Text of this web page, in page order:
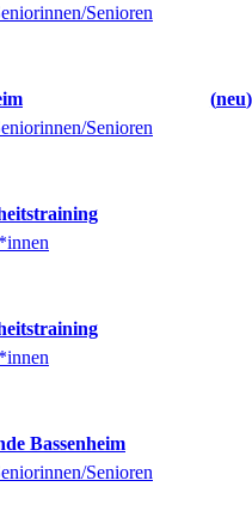
Senioren
neu
Senioren
Bassenheim
Senioren